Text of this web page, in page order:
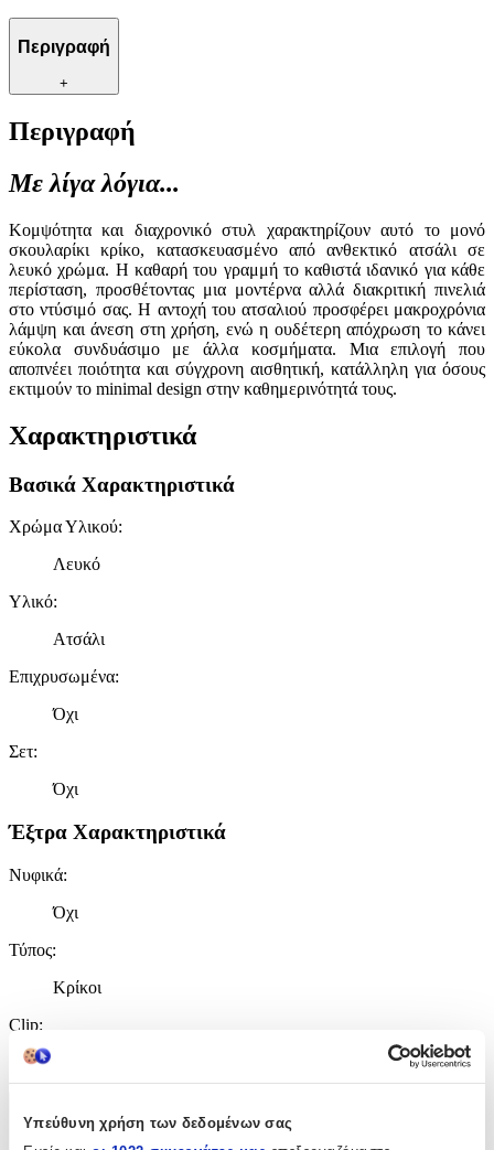
Υπεύθυνη χρήση των δεδομένων σας
Περιγραφή
+
Περιγραφή
Με λίγα λόγια...
Κομψότητα και διαχρονικό στυλ χαρακτηρίζουν αυτό το μονό
σκουλαρίκι κρίκο, κατασκευασμένο από ανθεκτικό ατσάλι σε
λευκό χρώμα. Η καθαρή του γραμμή το καθιστά ιδανικό για κάθε
περίσταση, προσθέτοντας μια μοντέρνα αλλά διακριτική πινελιά
στο ντύσιμό σας. Η αντοχή του ατσαλιού προσφέρει μακροχρόνια
λάμψη και άνεση στη χρήση, ενώ η ουδέτερη απόχρωση το κάνει
εύκολα συνδυάσιμο με άλλα κοσμήματα. Μια επιλογή που
αποπνέει ποιότητα και σύγχρονη αισθητική, κατάλληλη για όσους
εκτιμούν το minimal design στην καθημερινότητά τους.
Χαρακτηριστικά
Βασικά Χαρακτηριστικά
Χρώμα Υλικού:
Λευκό
Υλικό:
Ατσάλι
Επιχρυσωμένα:
Όχι
Σετ:
Όχι
Έξτρα Χαρακτηριστικά
Νυφικά:
Όχι
Τύπος:
Κρίκοι
Clip:
Χαρακτηριστικά